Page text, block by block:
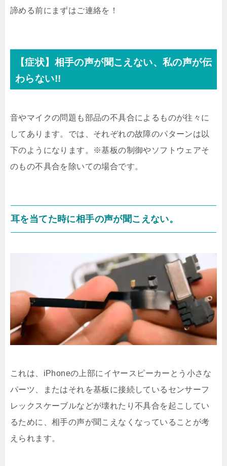
諦める前にまずはご連絡を！
【症状】相手の声が聞こえない、私の声が伝
わらない!!
音やマイクの問題も部品の不具合によるものが往々に
してあります。では、それぞれの故障のパターンは以
下のようになります。※基板の制御やソフトウェアそ
のもの不具合を除いての場合です。
耳を当てた時に相手の声が聞こえない。
これは、iPhoneの上部にイヤースピーカーとう小さな
パーツ、またはそれを基板に接続しているセンサーフ
レックスケーブルなどが壊れたり不具合を起こしてい
るために、相手の声が聞こえなくなっていることが考
えられます。